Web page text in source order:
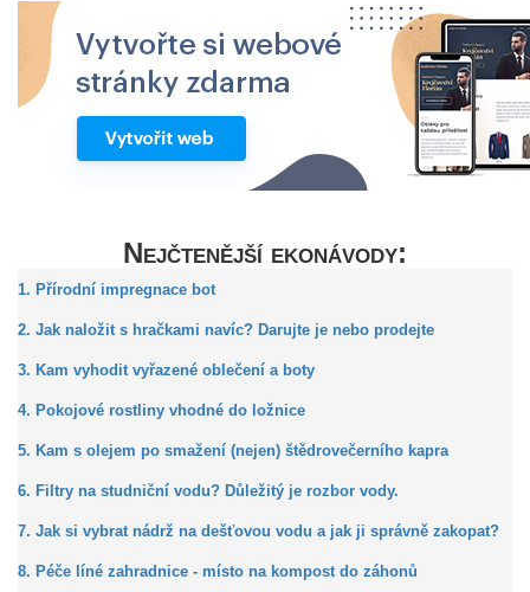
Nejčtenější ekonávody:
1. Přírodní impregnace bot
2. Jak naložit s hračkami navíc? Darujte je nebo prodejte
3. Kam vyhodit vyřazené oblečení a boty
4. Pokojové rostliny vhodné do ložnice
5. Kam s olejem po smažení (nejen) štědrovečerního kapra
6. Filtry na studniční vodu? Důležitý je rozbor vody.
7. Jak si vybrat nádrž na dešťovou vodu a jak ji správně zakopat?
8. Péče líné zahradnice - místo na kompost do záhonů